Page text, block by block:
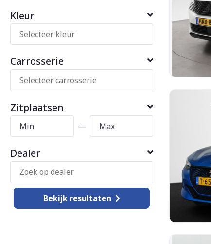
Kleur
Carrosserie
Zitplaatsen
—
Dealer
Bekijk resultaten